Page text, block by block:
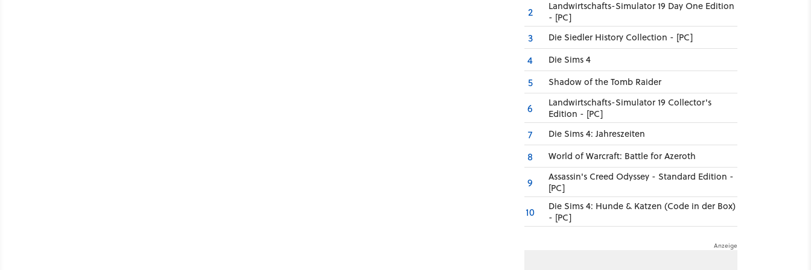
2
Landwirtschafts-Simulator 19 Day One Edition
- [PC]
3 Die Siedler History Collection - [PC]
4 Die Sims 4
5 Shadow of the Tomb Raider
6
Landwirtschafts-Simulator 19 Collector's
Edition - [PC]
7 Die Sims 4: Jahreszeiten
8 World of Warcraft: Battle for Azeroth
9
Assassin's Creed Odyssey - Standard Edition -
[PC]
10
Die Sims 4: Hunde & Katzen (Code in der Box)
- [PC]